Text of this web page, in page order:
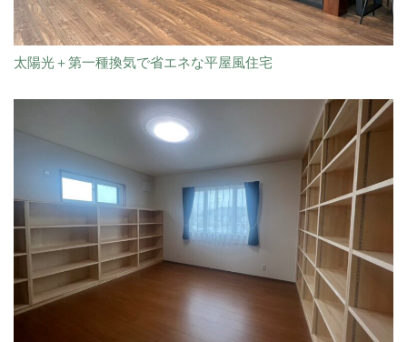
太陽光＋第一種換気で省エネな平屋風住宅